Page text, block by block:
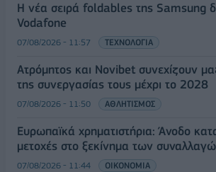
Η νέα σειρά foldables της Samsung
Vodafone
07/08/2026 - 11:57 ΤΕΧΝΟΛΟΓΙΑ
Ατρόμητος και Novibet συνεχίζουν
της συνεργασίας τους μέχρι το 2028
07/08/2026 - 11:50 ΑΘΛΗΤΙΣΜΟΣ
Ευρωπαϊκά χρηματιστήρια: Άνοδο
μετοχές στο ξεκίνημα των
07/08/2026 - 11:44 ΟΙΚΟΝΟΜΙΑ